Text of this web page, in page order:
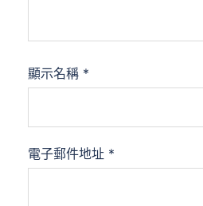
顯示名稱 *
電子郵件地址 *